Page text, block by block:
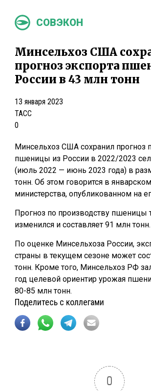
СОВЭКОН
Минсельхоз США
прогноз экспорта
России в 43 млн тонн
13 января 2023
ТАСС
0
Минсельхоз США сохранил прогноз
пшеницы из России в 2022/2023
(июль 2022 — июнь 2023 года) в
тонн. Об этом говорится в
министерства, опубликованном на
Прогноз по производству пшеницы
изменился и составляет 91 млн тонн.
По оценке Минсельхоза России,
страны в текущем сезоне может
тонн. Кроме того, Минсельхоз РФ
год целевой ориентир урожая
80-85 млн тонн.
Поделитесь с коллегами
0